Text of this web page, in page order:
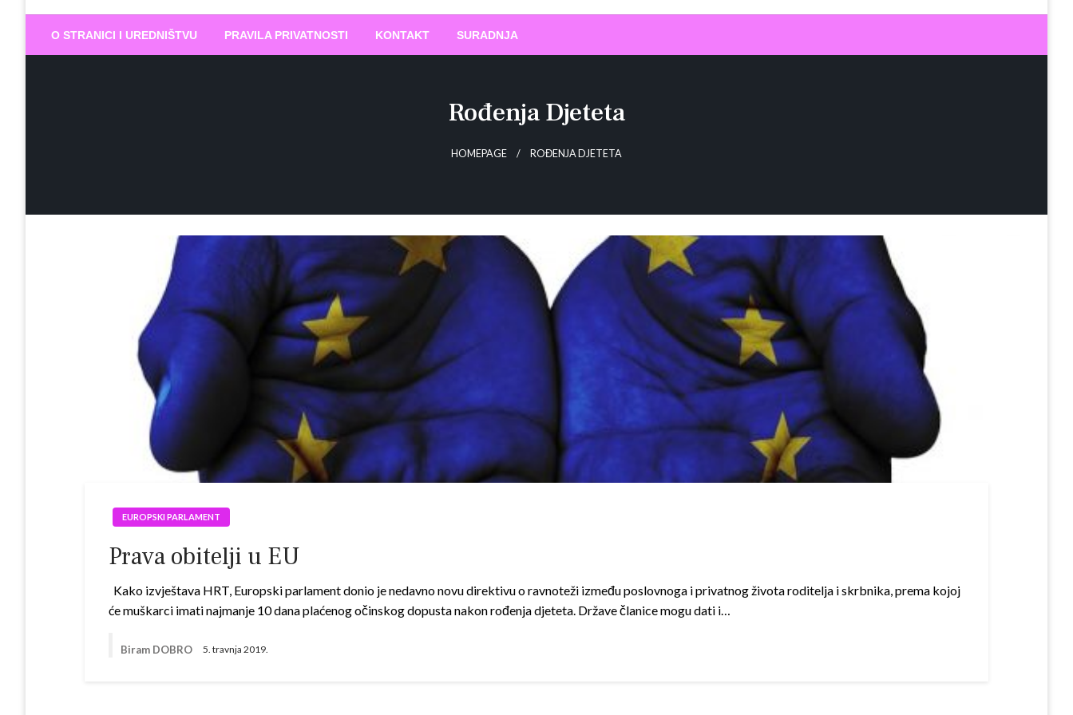
Biram DOBRO
O STRANICI I UREDNIŠTVU PRAVILA PRIVATNOSTI KONTAKT SURADNJA
Rođenja Djeteta
HOMEPAGE ROĐENJA DJETETA
EUROPSKI PARLAMENT
Prava obitelji u EU
Kako izvještava HRT, Europski parlament donio je nedavno novu direktivu o ravnoteži između poslovnoga i privatnog života roditelja i skrbnika, prema kojoj
će muškarci imati najmanje 10 dana plaćenog očinskog dopusta nakon rođenja djeteta. Države članice mogu dati i…
Biram DOBRO 5. travnja 2019.